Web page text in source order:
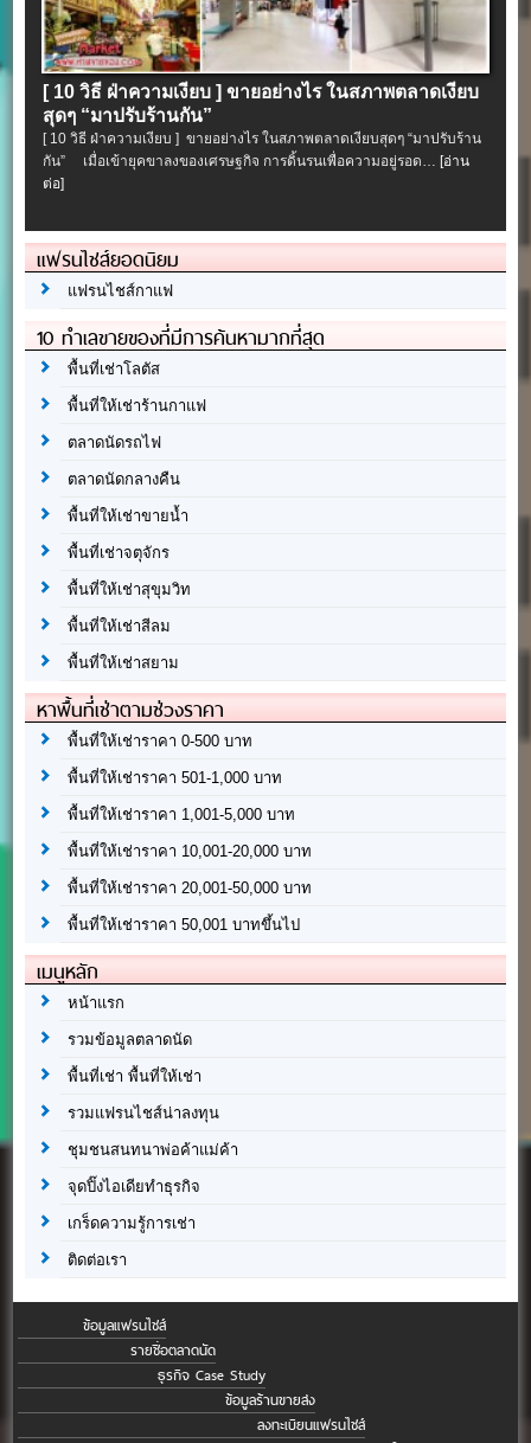
[ 10 วิธี ฝ่าความเงียบ ] ขายอย่างไร ในสภาพตลาดเงียบ
สุดๆ “มาปรับร้านกัน”
[ 10 วิธี ฝ่าความเงียบ ] ขายอย่างไร ในสภาพตลาดเงียบสุดๆ “มาปรับร้าน
กัน” เมื่อเข้ายุคขาลงของเศรษฐกิจ การดิ้นรนเพื่อความอยู่รอด… [อ่าน
ต่อ]
แฟรนไชส์ยอดนิยม
แฟรนไชส์กาแฟ
10 ทำเลขายของที่มีการค้นหามากที่สุด
พื้นที่เช่าโลตัส
พื้นที่ให้เช่าร้านกาแฟ
ตลาดนัดรถไฟ
ตลาดนัดกลางคืน
พื้นที่ให้เช่าขายน้ำ
พื้นที่เช่าจตุจักร
พื้นที่ให้เช่าสุขุมวิท
พื้นที่ให้เช่าสีลม
พื้นที่ให้เช่าสยาม
หาพื้นที่เช่าตามช่วงราคา
พื้นที่ให้เช่าราคา 0-500 บาท
พื้นที่ให้เช่าราคา 501-1,000 บาท
พื้นที่ให้เช่าราคา 1,001-5,000 บาท
พื้นที่ให้เช่าราคา 10,001-20,000 บาท
พื้นที่ให้เช่าราคา 20,001-50,000 บาท
พื้นที่ให้เช่าราคา 50,001 บาทขึ้นไป
เมนูหลัก
หน้าแรก
รวมข้อมูลตลาดนัด
พื้นที่เช่า พื้นที่ให้เช่า
รวมแฟรนไชส์น่าลงทุน
ชุมชนสนทนาพ่อค้าแม่ค้า
จุดปิ๊งไอเดียทำธุรกิจ
เกร็ดความรู้การเช่า
ติดต่อเรา
ข้อมูลแฟรนไชส์
รายชื่อตลาดนัด
ธุรกิจ Case Study
ข้อมูลร้านขายส่ง
ลงทะเบียนแฟรนไชส์